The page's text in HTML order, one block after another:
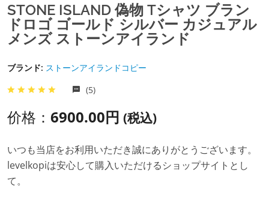
STONE ISLAND 偽物 Tシャツ ブラン
ドロゴ ゴールド シルバー カジュアル
メンズ ストーンアイランド
ブランド: ストーンアイランドコピー
(5)
价格： 6900.00円 (税込)
いつも当店をお利用いただき誠にありがとうございます。
levelkopiは安心して購入いただけるショップサイトとし
て。